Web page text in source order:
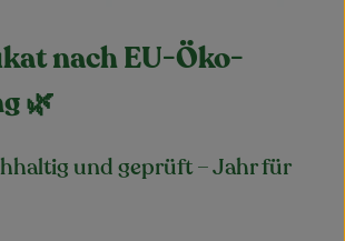
nach EU-Öko-
🌿
und geprüft – Jahr für